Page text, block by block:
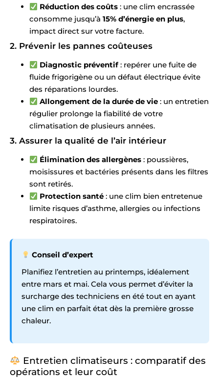
Réduction des coûts : une clim encrassée
consomme jusqu’à 15% d’énergie en plus,
impact direct sur votre facture.
2. Prévenir les pannes coûteuses
Diagnostic préventif: repérer une fuite de
fluide frigorigène ou un défaut électrique évite
des réparations lourdes.
Allongement de la durée de vie : un entretien
régulier prolonge la fiabilité de votre
climatisation de plusieurs années.
3. Assurer la qualité de l’air intérieur
Élimination des allergènes : poussières,
moisissures et bactéries présents dans les filtres
sont retirés.
Protection santé : une clim bien entretenue
limite risques d’asthme, allergies ou infections
respiratoires.
Conseil d’expert
Planifiez l’entretien au printemps, idéalement
entre mars et mai. Cela vous permet d’éviter la
surcharge des techniciens en été tout en ayant
une clim en parfait état dès la première grosse
chaleur.
Entretien climatiseurs : comparatif des
opérations et leur coût